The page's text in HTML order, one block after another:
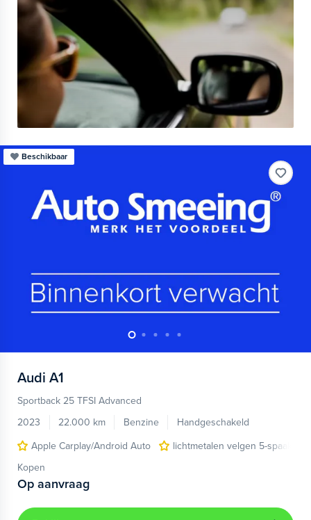
Beschikbaar
Audi A1
Sportback 25 TFSI Advanced
2023
22.000 km Benzine
Handgeschakeld
Apple Carplay/Android Auto
lichtmetalen velgen 5-spaaks
Kopen
Op aanvraag